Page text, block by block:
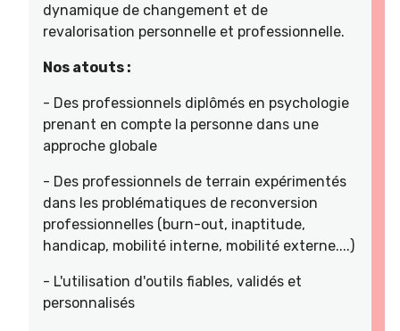
dynamique de changement et de
revalorisation personnelle et professionnelle.
Nos atouts :
- Des professionnels diplômés en psychologie
prenant en compte la personne dans une
approche globale
- Des professionnels de terrain expérimentés
dans les problématiques de reconversion
professionnelles (burn-out, inaptitude,
handicap, mobilité interne, mobilité externe....)
- L'utilisation d'outils fiables, validés et
personnalisés